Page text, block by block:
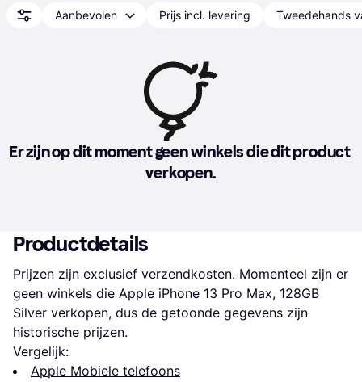
Aanbevolen Prijs incl. levering Tweedehands
Er zijn op dit moment geen winkels die dit product
verkopen.
Productdetails
Prijzen zijn exclusief verzendkosten. Momenteel zijn er
geen winkels die Apple iPhone 13 Pro Max, 128GB
Silver verkopen, dus de getoonde gegevens zijn
historische prijzen.
Vergelijk:
Apple Mobiele telefoons